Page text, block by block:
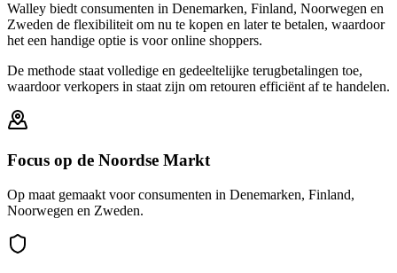
Walley biedt consumenten in Denemarken, Finland, Noorwegen en
Zweden de flexibiliteit om nu te kopen en later te betalen, waardoor
het een handige optie is voor online shoppers.
De methode staat volledige en gedeeltelijke terugbetalingen toe,
waardoor verkopers in staat zijn om retouren efficiënt af te handelen.
Focus op de Noordse Markt
Op maat gemaakt voor consumenten in Denemarken, Finland,
Noorwegen en Zweden.